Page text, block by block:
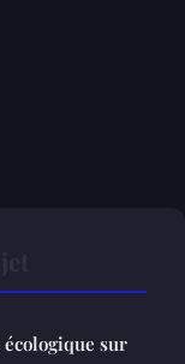
écologique sur